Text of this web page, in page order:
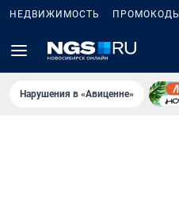
НЕДВИЖИМОСТЬ ПРОМОКОДЫ
Нарушения в «Авиценне»